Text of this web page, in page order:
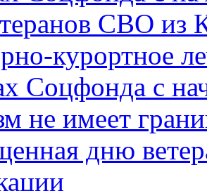
СВО из
курортное
Соцфонда с
не имеет
дню